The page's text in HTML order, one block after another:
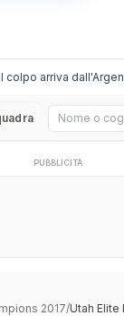
colpo arriva
Cerca
PUBBLICITÀ
2017/Utah Elite